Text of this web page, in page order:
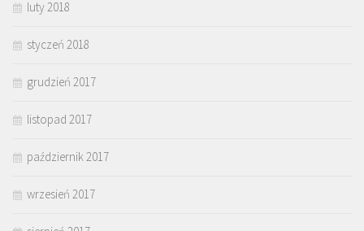
luty 2018
styczeń 2018
grudzień 2017
listopad 2017
październik 2017
wrzesień 2017